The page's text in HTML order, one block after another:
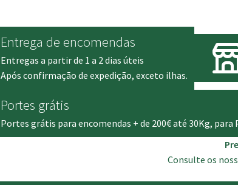
Entrega de encomendas
Entregas a partir de 1 a 2 dias úteis
Após confirmação de expedição, exceto ilhas.
Portes grátis
Portes grátis para encomendas + de 200€ até 30Kg,
Consulte os